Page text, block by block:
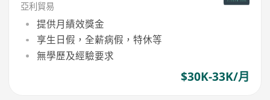
亞利貿易
提供月績效獎金
享生日假，全薪病假，特休等
無學歷及經驗要求
$30K-33K/月